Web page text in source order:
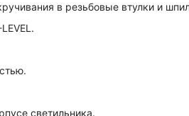
в резьбовые втулки и
светильника.